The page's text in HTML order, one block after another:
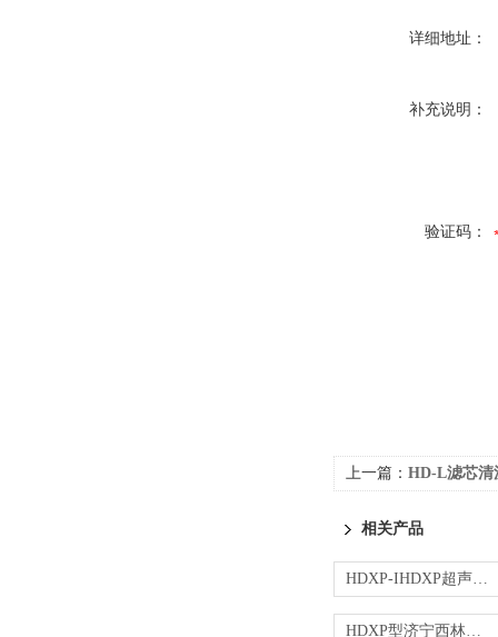
详细地址：
补充说明：
验证码：
上一篇： HD-L滤芯清
相关产品
HDXP-IHDXP超声波洗瓶机
HDXP型济宁西林瓶洗瓶机 洗瓶机(瓶类清洗机)